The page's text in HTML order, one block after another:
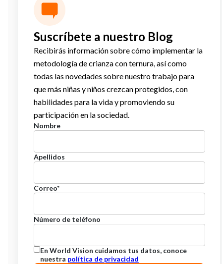
Suscríbete a nuestro Blog
Recibirás información sobre cómo implementar la
metodología de crianza con ternura, así como
todas las novedades sobre nuestro trabajo para
que más niñas y niños crezcan protegidos, con
habilidades para la vida y promoviendo su
participación en la sociedad.
Nombre
Apellidos
Correo*
Número de teléfono
En World Vision cuidamos tus datos, conoce
nuestra política de privacidad